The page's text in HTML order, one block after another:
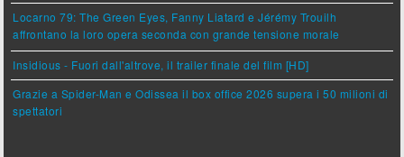
Locarno 79: The Green Eyes, Fanny Liatard e Jérémy Trouilh
affrontano la loro opera seconda con grande tensione morale
Insidious - Fuori dall'altrove, il trailer finale del film [HD]
Grazie a Spider-Man e Odissea il box office 2026 supera i 50 milioni di
spettatori